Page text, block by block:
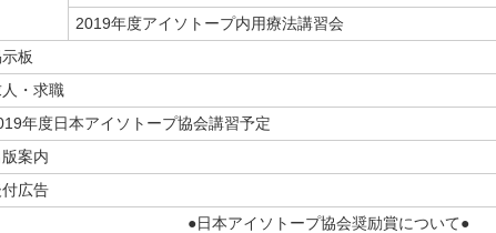
2019年度アイソトープ内用療法講習会
板
・求職
年度日本アイソトープ協会講習予定
案内
広告
●日本アイソトープ協会奨励賞について●